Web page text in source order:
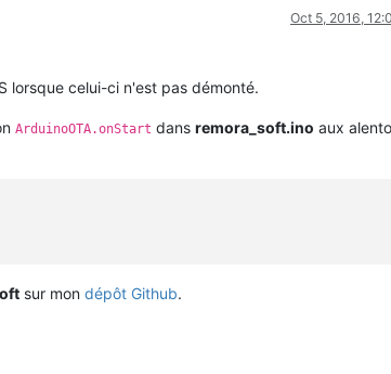
Oct 5, 2016,
lorsque celui-ci n'est pas démonté.
ArduinoOTA.onStart dans remora_soft.ino aux
sur mon dépôt Github.